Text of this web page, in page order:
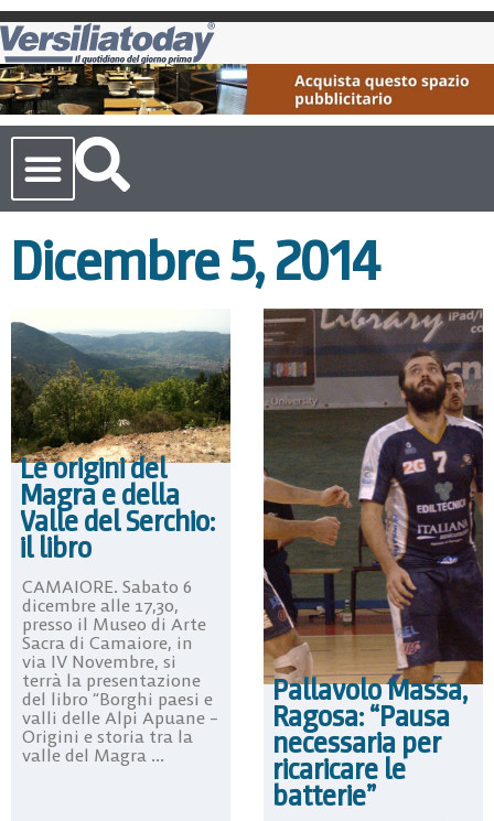
Dicembre 5, 2014
Le origini del
Magra e della
Valle del Serchio:
il libro
CAMAIORE. Sabato 6
dicembre alle 17,30,
presso il Museo di Arte
Sacra di Camaiore, in
via IV Novembre, si
terrà la presentazione
del libro “Borghi paesi e
valli delle Alpi Apuane –
Origini e storia tra la
valle del Magra ...
Pallavolo Massa,
Ragosa: “Pausa
necessaria per
ricaricare le
batterie”